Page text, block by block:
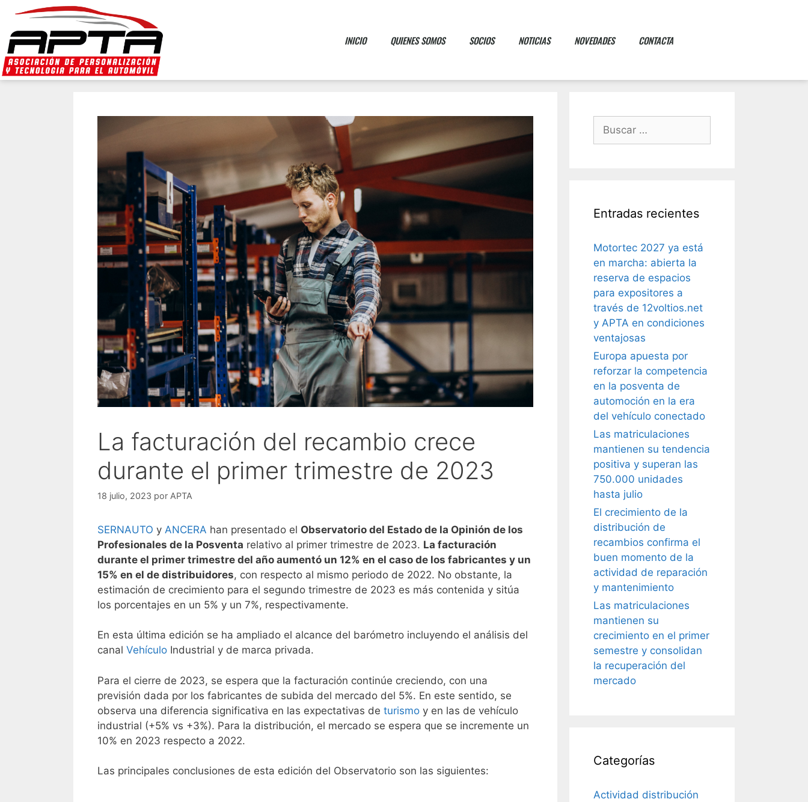
INICIO QUIENES SOMOS SOCIOS NOTICIAS NOVEDADES CONTACTA
La facturación del recambio crece
durante el primer trimestre de 2023
18 julio, 2023 por APTA
SERNAUTO y ANCERA han presentado el Observatorio del Estado de la Opinión de los
Profesionales de la Posventa relativo al primer trimestre de 2023. La facturación
durante el primer trimestre del año aumentó un 12% en el caso de los fabricantes y un
15% en el de distribuidores, con respecto al mismo periodo de 2022. No obstante, la
estimación de crecimiento para el segundo trimestre de 2023 es más contenida y sitúa
los porcentajes en un 5% y un 7%, respectivamente.
En esta última edición se ha ampliado el alcance del barómetro incluyendo el análisis del
canal Vehículo Industrial y de marca privada.
Para el cierre de 2023, se espera que la facturación continúe creciendo, con una
previsión dada por los fabricantes de subida del mercado del 5%. En este sentido, se
observa una diferencia significativa en las expectativas de turismo y en las de vehículo
industrial (+5% vs +3%). Para la distribución, el mercado se espera que se incremente un
10% en 2023 respecto a 2022.
Las principales conclusiones de esta edición del Observatorio son las siguientes:
Entradas recientes
Motortec 2027 ya está
en marcha: abierta la
reserva de espacios
para expositores a
través de 12voltios.net
y APTA en condiciones
ventajosas
Europa apuesta por
reforzar la competencia
en la posventa de
automoción en la era
del vehículo conectado
Las matriculaciones
mantienen su tendencia
positiva y superan las
750.000 unidades
hasta julio
El crecimiento de la
distribución de
recambios confirma el
buen momento de la
actividad de reparación
y mantenimiento
Las matriculaciones
mantienen su
crecimiento en el primer
semestre y consolidan
la recuperación del
mercado
Categorías
Actividad distribución